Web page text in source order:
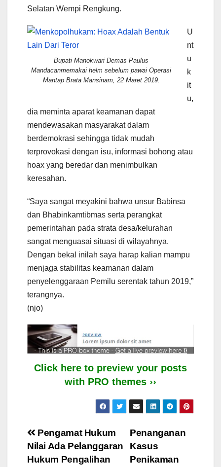
Selatan Wempi Rengkung.
Bupati Manokwari Demas Paulus
Mandacanmemakai helm sebelum pawai Operasi
Mantap Brata Mansinam, 22 Maret 2019.
U
nt
u
k
it
u,
dia meminta aparat keamanan dapat
mendewasakan masyarakat dalam
berdemokrasi sehingga tidak mudah
terprovokasi dengan isu, informasi bohong atau
hoax yang beredar dan menimbulkan
keresahan.
“Saya sangat meyakini bahwa unsur Babinsa
dan Bhabinkamtibmas serta perangkat
pemerintahan pada strata desa/kelurahan
sangat menguasai situasi di wilayahnya.
Dengan bekal inilah saya harap kalian mampu
menjaga stabilitas keamanan dalam
penyelenggaraan Pemilu serentak tahun 2019,”
terangnya.
(njo)
Click here to preview your posts
with PRO themes ››
Post
navigation
Penanganan
Kasus
Penikaman
Pengamat Hukum
Nilai Ada Pelanggaran
Hukum Pengalihan